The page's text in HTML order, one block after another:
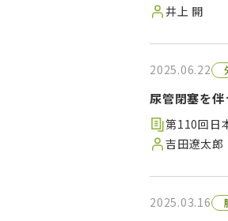
井上 開
2025.06.22
尿管閉塞を
第110回日
吉田遼太郎
2025.03.16